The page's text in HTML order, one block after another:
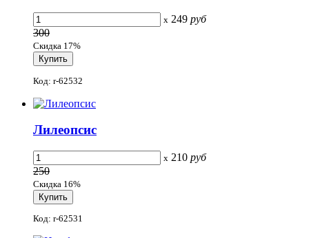
x 249 руб
300
Скидка 17%
Код: r-62532
Лилеопсис
x 210 руб
250
Скидка 16%
Код: r-62531